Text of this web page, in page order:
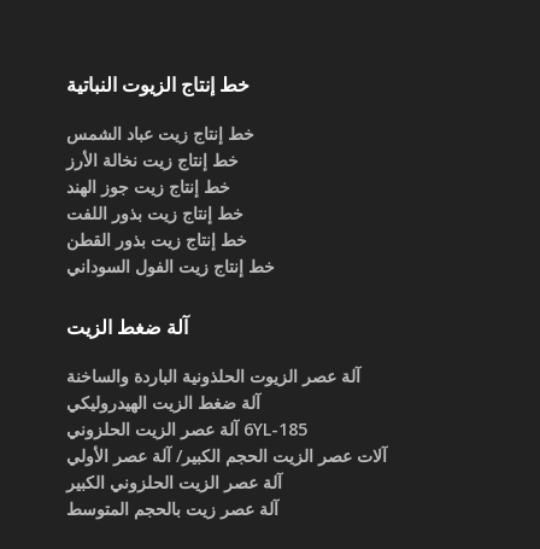
خط إنتاج الزيوت النباتية
خط إنتاج زيت عباد الشمس
خط إنتاج زيت نخالة الأرز
خط إنتاج زيت جوز الهند
خط إنتاج زيت بذور اللفت
خط إنتاج زيت بذور القطن
خط إنتاج زيت الفول السوداني
آلة ضغط الزيت
آلة عصر الزيوت الحلذونية الباردة والساخنة
آلة ضغط الزيت الهيدروليكي
6YL-185 آلة عصر الزيت الحلزوني
آلات عصر الزيت الحجم الكبير/ آلة عصر الأولي
آلة عصر الزيت الحلزوني الكبير
آلة عصر زيت بالحجم المتوسط